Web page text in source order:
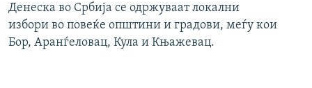
Денеска во Србија се одржуваат локални
избори во повеќе општини и градови, меѓу кои
Бор, Аранѓеловац, Кула и Књажевац.